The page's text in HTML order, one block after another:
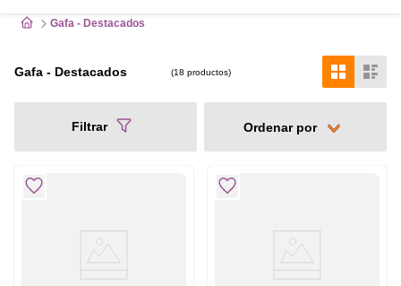
lavarropas
Gafa - Destacados
Gafa - Destacados 18 productos
Filtrar